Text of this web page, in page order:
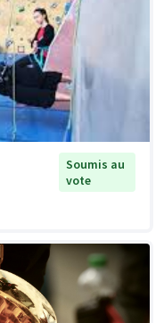
Soumis au
vote